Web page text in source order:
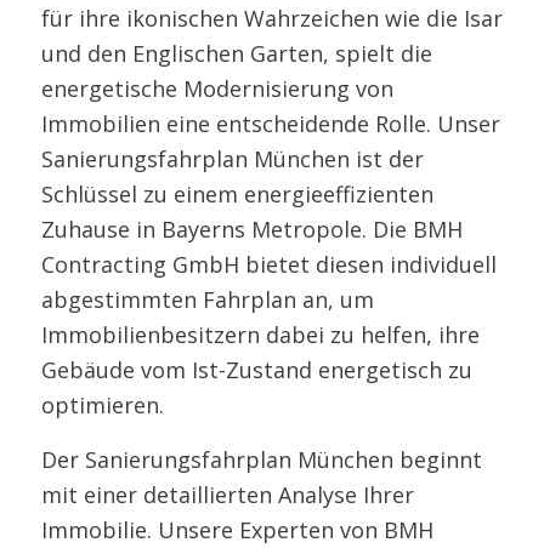
für ihre ikonischen Wahrzeichen wie die Isar
und den Englischen Garten, spielt die
energetische Modernisierung von
Immobilien eine entscheidende Rolle. Unser
Sanierungsfahrplan München ist der
Schlüssel zu einem energieeffizienten
Zuhause in Bayerns Metropole. Die BMH
Contracting GmbH bietet diesen individuell
abgestimmten Fahrplan an, um
Immobilienbesitzern dabei zu helfen, ihre
Gebäude vom Ist-Zustand energetisch zu
optimieren.
Der Sanierungsfahrplan München beginnt
mit einer detaillierten Analyse Ihrer
Immobilie. Unsere Experten von BMH